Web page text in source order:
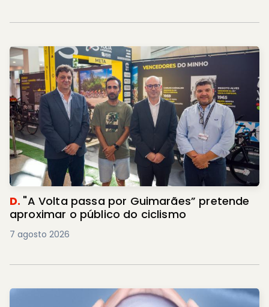
D. "A Volta passa por Guimarães” pretende
aproximar o público do ciclismo
7 agosto 2026